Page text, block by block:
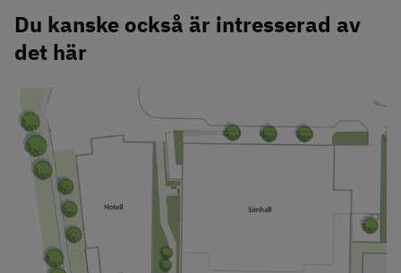
Du kanske också är intresserad av
det här